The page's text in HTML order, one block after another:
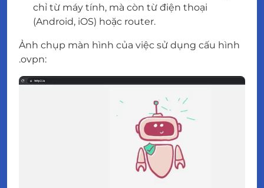
chỉ từ máy tính, mà còn từ điện thoại
(Android, iOS) hoặc router.
Ảnh chụp màn hình của việc sử dụng cấu hình
.ovpn: